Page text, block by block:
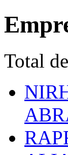
Total